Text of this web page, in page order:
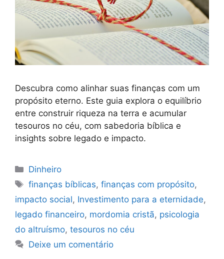
Descubra como alinhar suas finanças com um
propósito eterno. Este guia explora o equilíbrio
entre construir riqueza na terra e acumular
tesouros no céu, com sabedoria bíblica e
insights sobre legado e impacto.
Categorias
Dinheiro
Tags
finanças bíblicas,finanças com propósito,
impacto social, Investimento para a eternidade,
legado financeiro, mordomia cristã, psicologia
do altruísmo, tesouros no céu
Deixe um comentário